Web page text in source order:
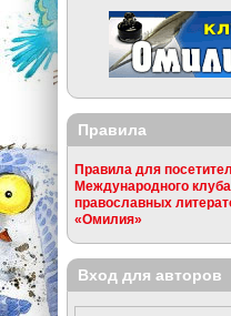
Правила
Правила для
Международного клуба
православных
«Омилия»
Вход для авторов